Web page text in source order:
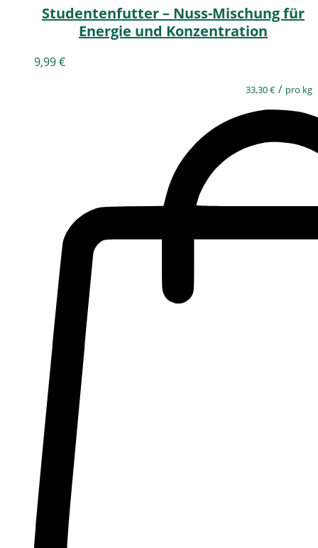
Studentenfutter – Nuss-Mischung für
Energie und Konzentration
9,99€
33,30€ / pro kg